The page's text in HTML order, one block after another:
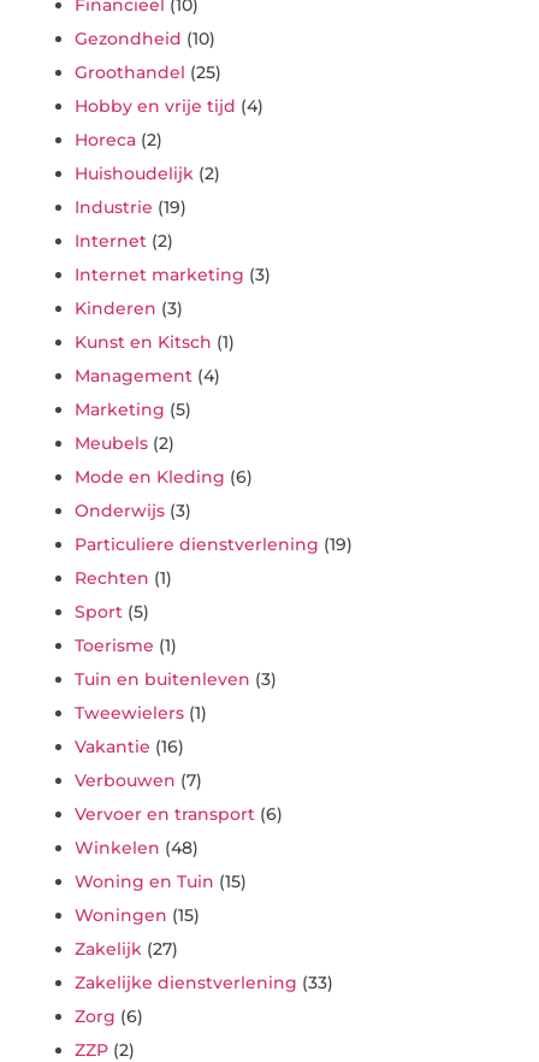
Gezondheid (10)
Groothandel (25)
Hobby en vrije tijd (4)
Horeca (2)
Huishoudelijk (2)
Industrie (19)
Internet (2)
Internet marketing (3)
Kinderen (3)
Kunst en Kitsch (1)
Management (4)
Marketing (5)
Meubels (2)
Mode en Kleding (6)
Onderwijs (3)
Particuliere dienstverlening (19)
Rechten (1)
Sport (5)
Toerisme (1)
Tuin en buitenleven (3)
Tweewielers (1)
Vakantie (16)
Verbouwen (7)
Vervoer en transport (6)
Winkelen (48)
Woning en Tuin (15)
Woningen (15)
Zakelijk (27)
Zakelijke dienstverlening (33)
Zorg (6)
ZZP (2)